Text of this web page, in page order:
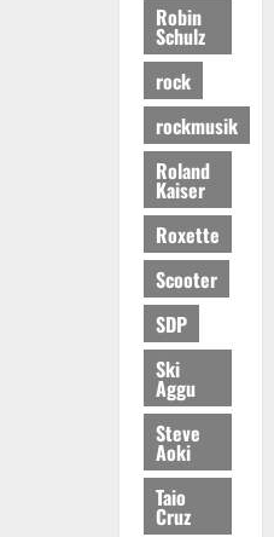
Robin
Schulz
rock
rockmusik
Roland
Kaiser
Roxette
Scooter
SDP
Ski
Aggu
Steve
Aoki
Taio
Cruz